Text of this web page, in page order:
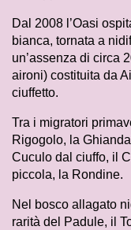
Dal 2008 l’Oasi
bianca, tornata a
un’assenza di circa
aironi) costituita da
ciuffetto.
Tra i migratori
Rigogolo, la
Cuculo dal ciuffo, il
piccola, la Rondine.
Nel bosco allagato
rarità del Padule, il